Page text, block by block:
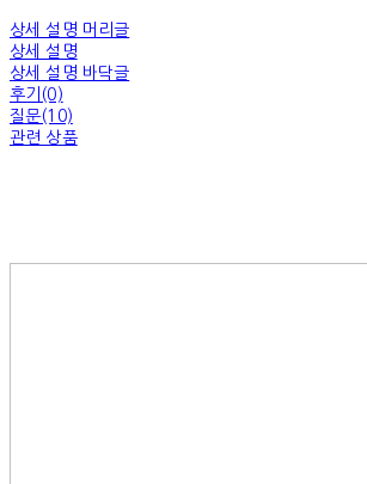
상세 설명 머리글
상세 설명
상세 설명 바닥글
후기(0)
질문(10)
관련 상품